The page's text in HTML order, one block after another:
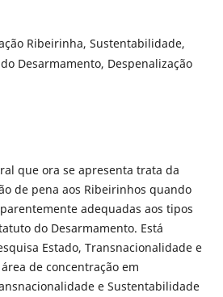
Ribeirinha, Sustentabilidade,
Desarmamento, Despenalização
que ora se apresenta trata da
de pena aos Ribeirinhos quando
adequadas aos tipos
do Desarmamento. Está
Estado, Transnacionalidade e
de concentração em
e Sustentabilidade